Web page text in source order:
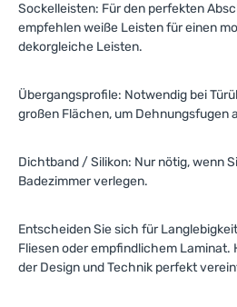
Sockelleisten: Für den perfekten
empfehlen weiße Leisten für einen
dekorgleiche Leisten.
Übergangsprofile: Notwendig bei
großen Flächen, um Dehnungsfugen
Dichtband / Silikon: Nur nötig, wenn
Badezimmer verlegen.
Entscheiden Sie sich für
Fliesen oder empfindlichem Laminat.
der Design und Technik perfekt